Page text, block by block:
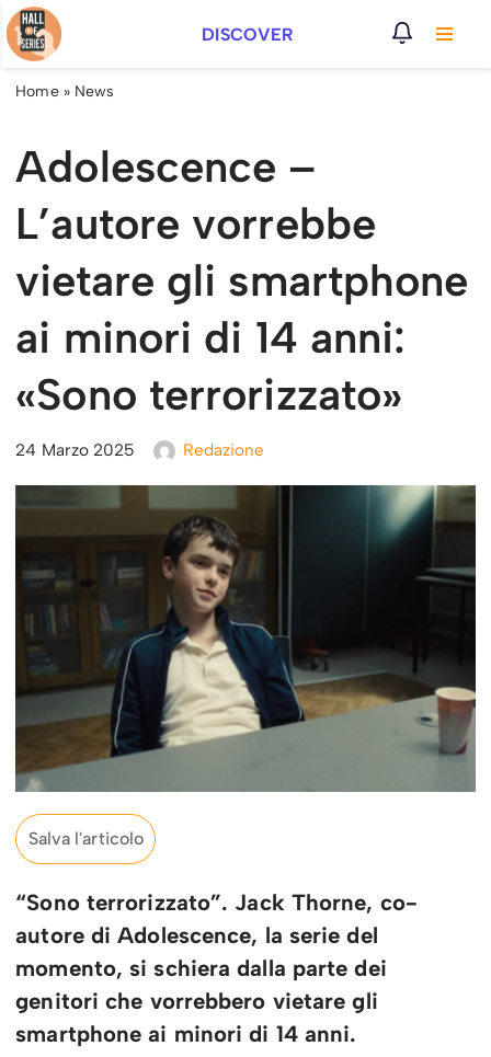
Vai
al
DISCOVER
Home» News
Adolescence –
L’autore vorrebbe
vietare gli smartphone
ai minori di 14 anni:
«Sono terrorizzato»
24 Marzo 2025 Redazione
Salva l'articolo
“Sono terrorizzato”. Jack Thorne, co-
autore di Adolescence, la serie del
momento, si schiera dalla parte dei
genitori che vorrebbero vietare gli
smartphone ai minori di 14 anni.